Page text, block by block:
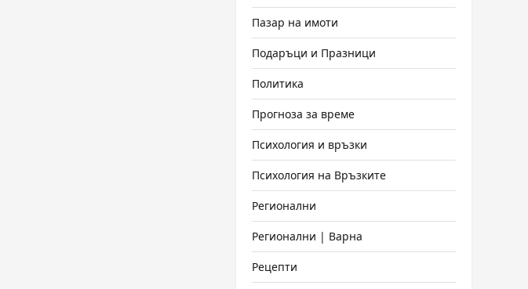
Пазар на имоти
Подаръци и Празници
Политика
Прогноза за време
Психология и връзки
Психология на Връзките
Регионални
Регионални | Варна
Рецепти